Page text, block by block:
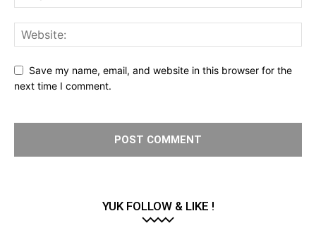
Save my name, email, and website in this browser for the
next time I comment.
YUK FOLLOW & LIKE !